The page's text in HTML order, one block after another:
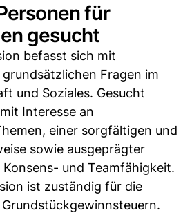
für
gesucht
befasst sich mit
Fragen im
und Soziales. Gesucht
Interesse an
einer sorgfältigen und
sowie ausgeprägter
und Teamfähigkeit.
ist zuständig für die